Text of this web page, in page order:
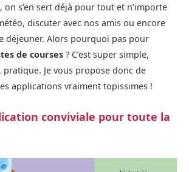
on s’en sert déjà pour tout et n’importe
discuter avec nos amis ou encore
déjeuner. Alors pourquoi pas pour
de courses ? C’est super simple,
Je vous propose donc de
applications vraiment topissimes !
conviviale pour toute la